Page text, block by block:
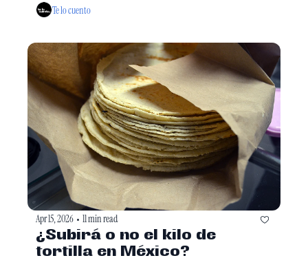
Te lo cuento
Apr 15, 2026 • 11 min read
¿Subirá o no el kilo de